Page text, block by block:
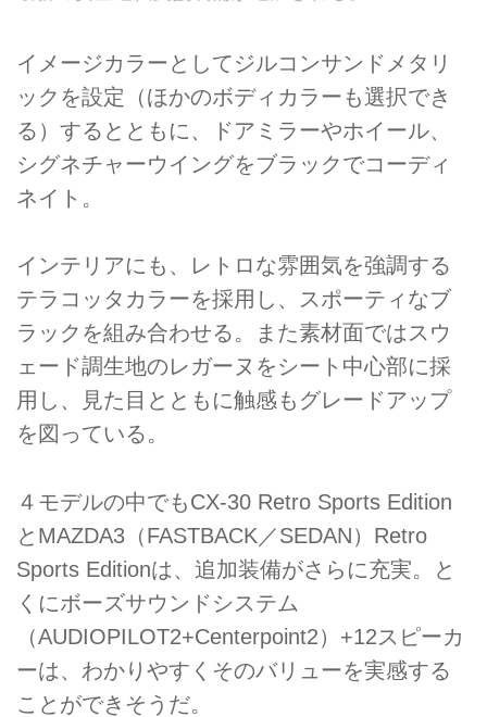
イメージカラーとしてジルコンサンドメタリ
ックを設定（ほかのボディカラーも選択でき
る）するとともに、ドアミラーやホイール、
シグネチャーウイングをブラックでコーディ
ネイト。
インテリアにも、レトロな雰囲気を強調する
テラコッタカラーを採用し、スポーティなブ
ラックを組み合わせる。また素材面ではスウ
ェード調生地のレガーヌをシート中心部に採
用し、見た目とともに触感もグレードアップ
を図っている。
４モデルの中でもCX-30 Retro Sports Edition
とMAZDA3（FASTBACK／SEDAN）Retro
Sports Editionは、追加装備がさらに充実。と
くにボーズサウンドシステム
（AUDIOPILOT2+Centerpoint2）+12スピーカ
ーは、わかりやすくそのバリューを実感する
ことができそうだ。